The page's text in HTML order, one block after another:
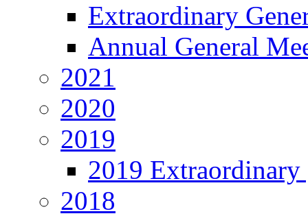
Extraordinary
Annual General
2021
2020
2019
2019 Extraordinary
2018